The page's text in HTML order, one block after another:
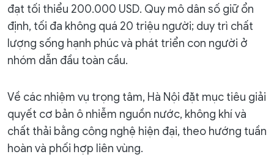
đạt tối thiểu 200.000 USD. Quy mô dân số giữ ổn
định, tối đa không quá 20 triệu người; duy trì chất
lượng sống hạnh phúc và phát triển con người ở
nhóm dẫn đầu toàn cầu.
Về các nhiệm vụ trọng tâm, Hà Nội đặt mục tiêu giải
quyết cơ bản ô nhiễm nguồn nước, không khí và
chất thải bằng công nghệ hiện đại, theo hướng tuần
hoàn và phối hợp liên vùng.